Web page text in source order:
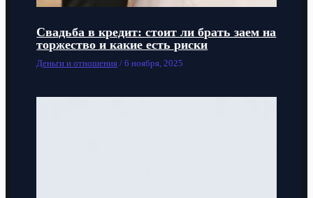
Свадьба в кредит: стоит ли брать заем на
торжество и какие есть риски
Деньги и отношения /6 ноября, 2025